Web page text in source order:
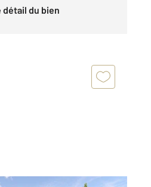
détail du bien